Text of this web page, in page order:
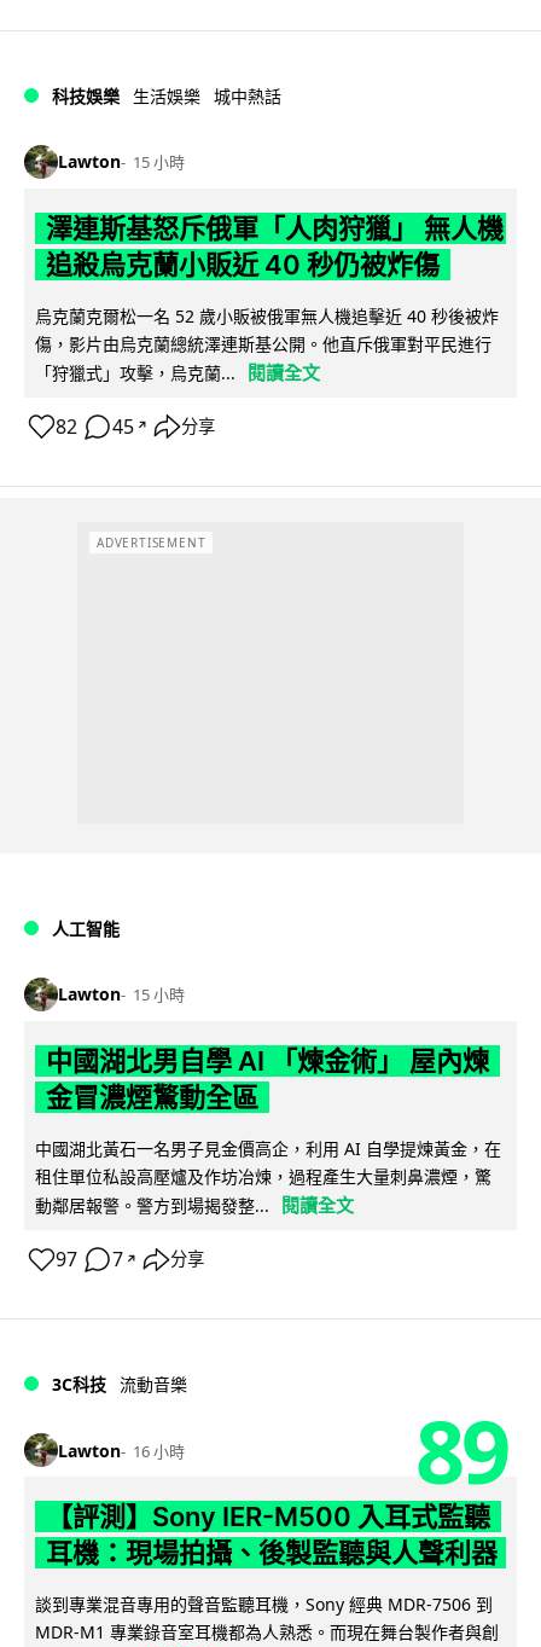
科技娛樂 生活娛樂 城中熱話
Lawton 15 小時
澤連斯基怒斥俄軍「人肉狩獵」 無人機
追殺烏克蘭小販近 40 秒仍被炸傷
烏克蘭克爾松一名 52 歲小販被俄軍無人機追擊近 40 秒後被炸
傷，影片由烏克蘭總統澤連斯基公開。他直斥俄軍對平民進行
「狩獵式」攻擊，烏克蘭...
閱讀全文
82 45 ↗ 分享
ADVERTISEMENT
人工智能
Lawton 15 小時
中國湖北男自學 AI 「煉金術」 屋內煉
金冒濃煙驚動全區
中國湖北黃石一名男子見金價高企，利用 AI 自學提煉黃金，在
租住單位私設高壓爐及作坊冶煉，過程產生大量刺鼻濃煙，驚
動鄰居報警。警方到場揭發整...
閱讀全文
97 7 ↗ 分享
3C科技 流動音樂
Lawton 16 小時 89
【評測】Sony IER-M500 入耳式監聽
耳機：現場拍攝、後製監聽與人聲利器
談到專業混音專用的聲音監聽耳機，Sony 經典 MDR-7506 到
MDR-M1 專業錄音室耳機都為人熟悉。而現在舞台製作者與創